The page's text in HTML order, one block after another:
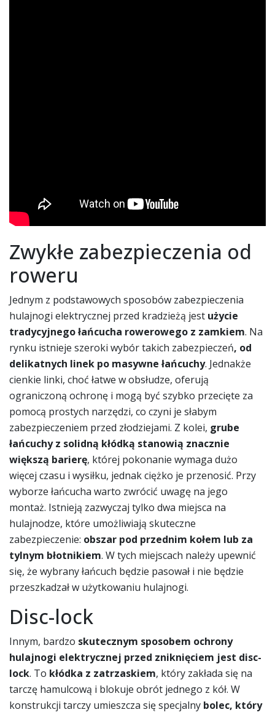
Zwykłe zabezpieczenia od
roweru
Jednym z podstawowych sposobów zabezpieczenia
hulajnogi elektrycznej przed kradzieżą jest użycie
tradycyjnego łańcucha rowerowego z zamkiem. Na
rynku istnieje szeroki wybór takich zabezpieczeń, od
delikatnych linek po masywne łańcuchy. Jednakże
cienkie linki, choć łatwe w obsłudze, oferują
ograniczoną ochronę i mogą być szybko przecięte za
pomocą prostych narzędzi, co czyni je słabym
zabezpieczeniem przed złodziejami. Z kolei, grube
łańcuchy z solidną kłódką stanowią znacznie
większą barierę, której pokonanie wymaga dużo
więcej czasu i wysiłku, jednak ciężko je przenosić. Przy
wyborze łańcucha warto zwrócić uwagę na jego
montaż. Istnieją zazwyczaj tylko dwa miejsca na
hulajnodze, które umożliwiają skuteczne
zabezpieczenie: obszar pod przednim kołem lub za
tylnym błotnikiem. W tych miejscach należy upewnić
się, że wybrany łańcuch będzie pasował i nie będzie
przeszkadzał w użytkowaniu hulajnogi.
Disc-lock
Innym, bardzo skutecznym sposobem ochrony
hulajnogi elektrycznej przed zniknięciem jest disc-
lock. To kłódka z zatrzaskiem, który zakłada się na
tarczę hamulcową i blokuje obrót jednego z kół. W
konstrukcji tarczy umieszcza się specjalny bolec, który